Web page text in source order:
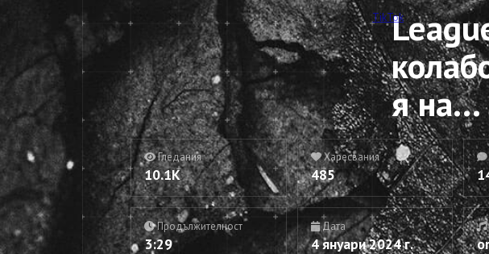
TikTok
я на...
Гледания
10.1K
Харесвания
485
Продължителност
3:29
Дата
4 януари 2024 г.